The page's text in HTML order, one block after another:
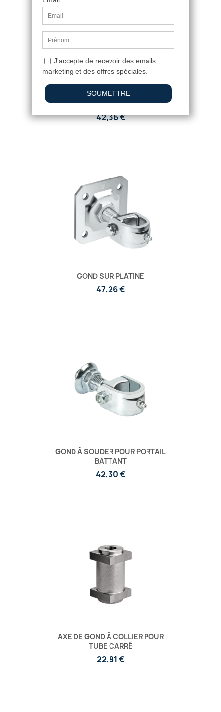
GOND À SCELLER RÉGLABLE AVEC
GRAISSEUR
42,36 €
GOND SUR PLATINE
47,26 €
GOND À SOUDER POUR PORTAIL
BATTANT
42,30 €
AXE DE GOND À COLLIER POUR
TUBE CARRÉ
22,81 €